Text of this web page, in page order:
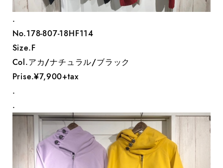
.
No.178-807-18HF114
Size.F
Col.アカ/ナチュラル/ブラック
Prise.¥7,900+tax
.
.